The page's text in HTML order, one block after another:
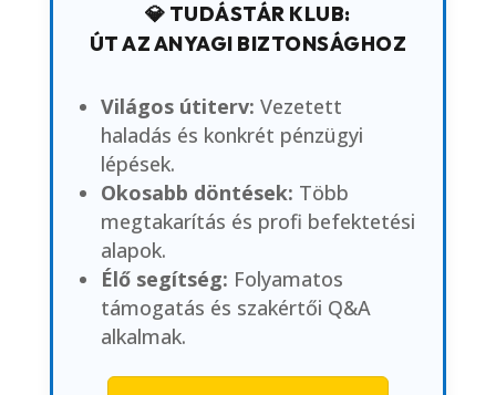
💎 TUDÁSTÁR KLUB:
ÚT AZ ANYAGI BIZTONSÁGHOZ
Világos útiterv: Vezetett
haladás és konkrét pénzügyi
lépések.
Okosabb döntések: Több
megtakarítás és profi befektetési
alapok.
Élő segítség: Folyamatos
támogatás és szakértői Q&A
alkalmak.